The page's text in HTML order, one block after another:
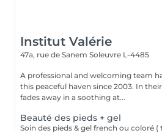
Institut Valérie
47a, rue de Sanem Soleuvre L-4485
A professional and welcoming team
this peaceful haven since 2003. In
fades away in a soothing at...
Beauté des pieds + gel